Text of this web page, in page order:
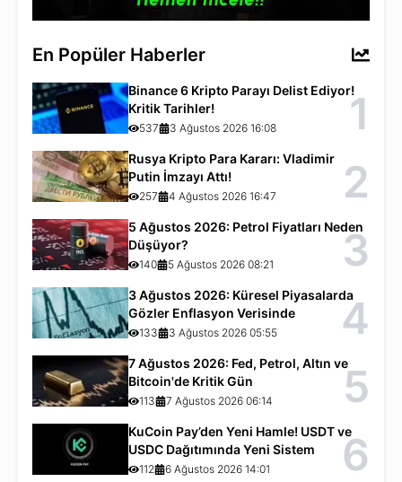
En Popüler Haberler
Binance 6 Kripto Parayı Delist Ediyor!
Kritik Tarihler!
537 3 Ağustos 2026 16:08 1
Rusya Kripto Para Kararı: Vladimir
Putin İmzayı Attı!
257 4 Ağustos 2026 16:47 2
5 Ağustos 2026: Petrol Fiyatları Neden
Düşüyor?
140 5 Ağustos 2026 08:21 3
3 Ağustos 2026: Küresel Piyasalarda
Gözler Enflasyon Verisinde
133 3 Ağustos 2026 05:55 4
7 Ağustos 2026: Fed, Petrol, Altın ve
Bitcoin'de Kritik Gün
113 7 Ağustos 2026 06:14 5
KuCoin Pay’den Yeni Hamle! USDT ve
USDC Dağıtımında Yeni Sistem
112 6 Ağustos 2026 14:01 6